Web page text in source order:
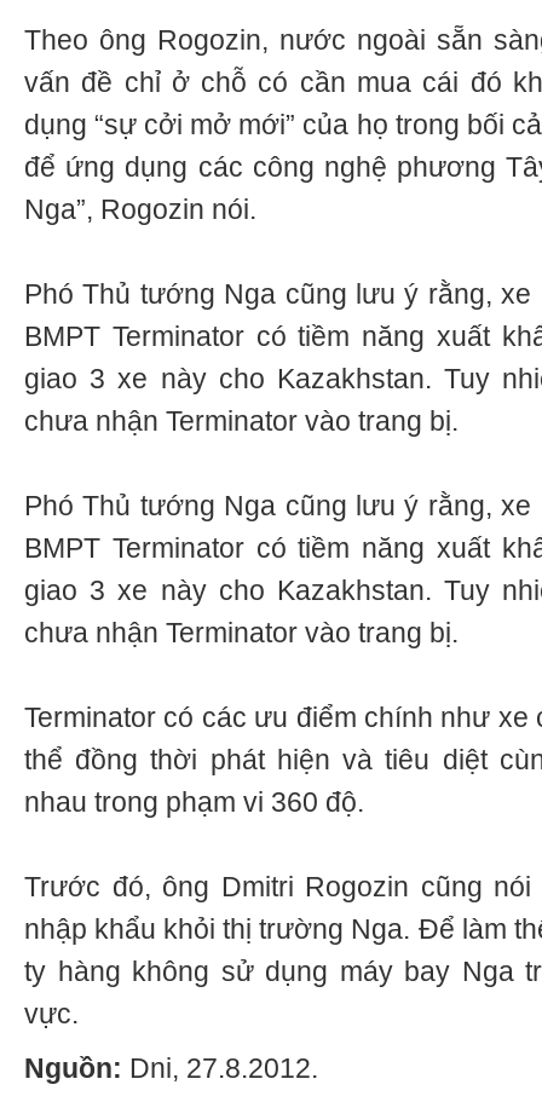
Theo ông Rogozin, nước ngoài sẵn
vấn đề chỉ ở chỗ có cần mua cái đó
dụng “sự cởi mở mới” của họ trong bối
để ứng dụng các công nghệ phương
Nga”, Rogozin nói.
Phó Thủ tướng Nga cũng lưu ý rằng,
BMPT Terminator có tiềm năng xuất
giao 3 xe này cho Kazakhstan. Tuy
chưa nhận Terminator vào trang bị.
Phó Thủ tướng Nga cũng lưu ý rằng,
BMPT Terminator có tiềm năng xuất
giao 3 xe này cho Kazakhstan. Tuy
chưa nhận Terminator vào trang bị.
Terminator có các ưu điểm chính như
thể đồng thời phát hiện và tiêu diệt
nhau trong phạm vi 360 độ.
Trước đó, ông Dmitri Rogozin cũng
nhập khẩu khỏi thị trường Nga. Để làm
ty hàng không sử dụng máy bay Nga
vực.
Nguồn: Dni, 27.8.2012.